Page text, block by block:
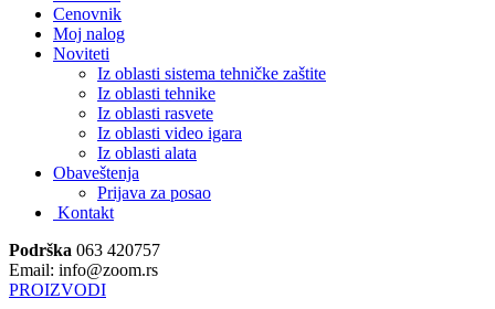
Cenovnik
Moj nalog
Noviteti
Iz oblasti sistema tehničke zaštite
Iz oblasti tehnike
Iz oblasti rasvete
Iz oblasti video igara
Iz oblasti alata
Obaveštenja
Prijava za posao
Kontakt
Podrška 063 420757
Email: info@zoom.rs
PROIZVODI